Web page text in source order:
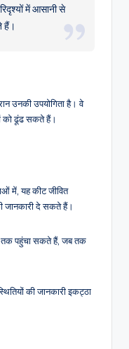
में आसानी से
हैं।
उनकी उपयोगिता है। वे
को ढूंढ सकते हैं।
में, यह कीट जीवित
जानकारी दे सकते हैं।
तक पहुंचा सकते हैं, जब तक
की जानकारी इकट्ठा